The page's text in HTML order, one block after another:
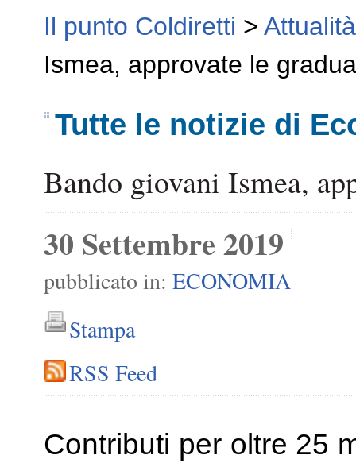
Il punto Coldiretti > Attualità
Ismea, approvate le
Tutte le notizie di
Bando giovani Ismea,
30 Settembre 2019
pubblicato in: ECONOMIA -
Stampa
RSS Feed
Contributi per oltre 25